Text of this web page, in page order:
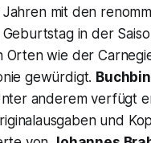
mit den
in der
wie der
gewürdigt.
anderem verfügt
und